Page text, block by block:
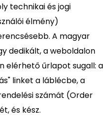
technikai és jogi
élmény)
A magyar
dedikált, a weboldalon
elérhető űrlapot sugall: a
linket a láblécbe, a
számát (Order
és kész.